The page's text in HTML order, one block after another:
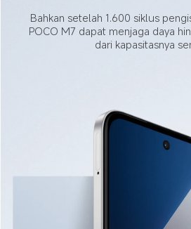
Bahkan setelah 1.600 siklus
POCO M7 dapat menjaga daya
dari kapasitasnya